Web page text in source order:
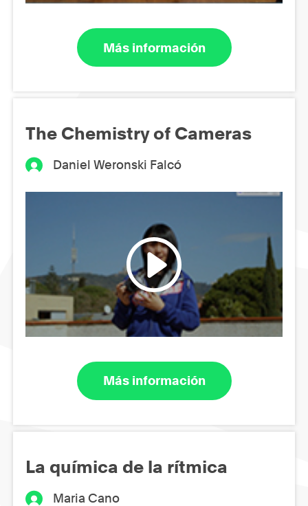
Más información
The Chemistry of Cameras
Daniel Weronski Falcó
Más información
La química de la rítmica
Maria Cano